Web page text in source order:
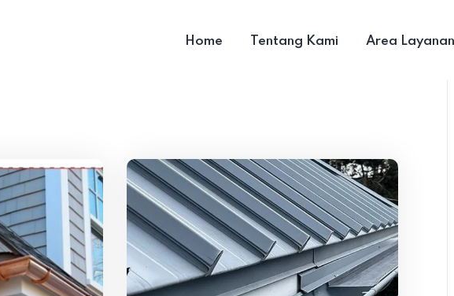
Home Tentang Kami Area Layanan